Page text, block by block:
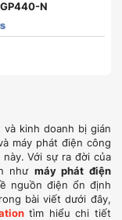
N
kinh doanh bị gián
máy phát điện công
Với sự ra đời của
như máy phát điện
nguồn điện ổn định
bài viết dưới đây,
tìm hiểu chi tiết